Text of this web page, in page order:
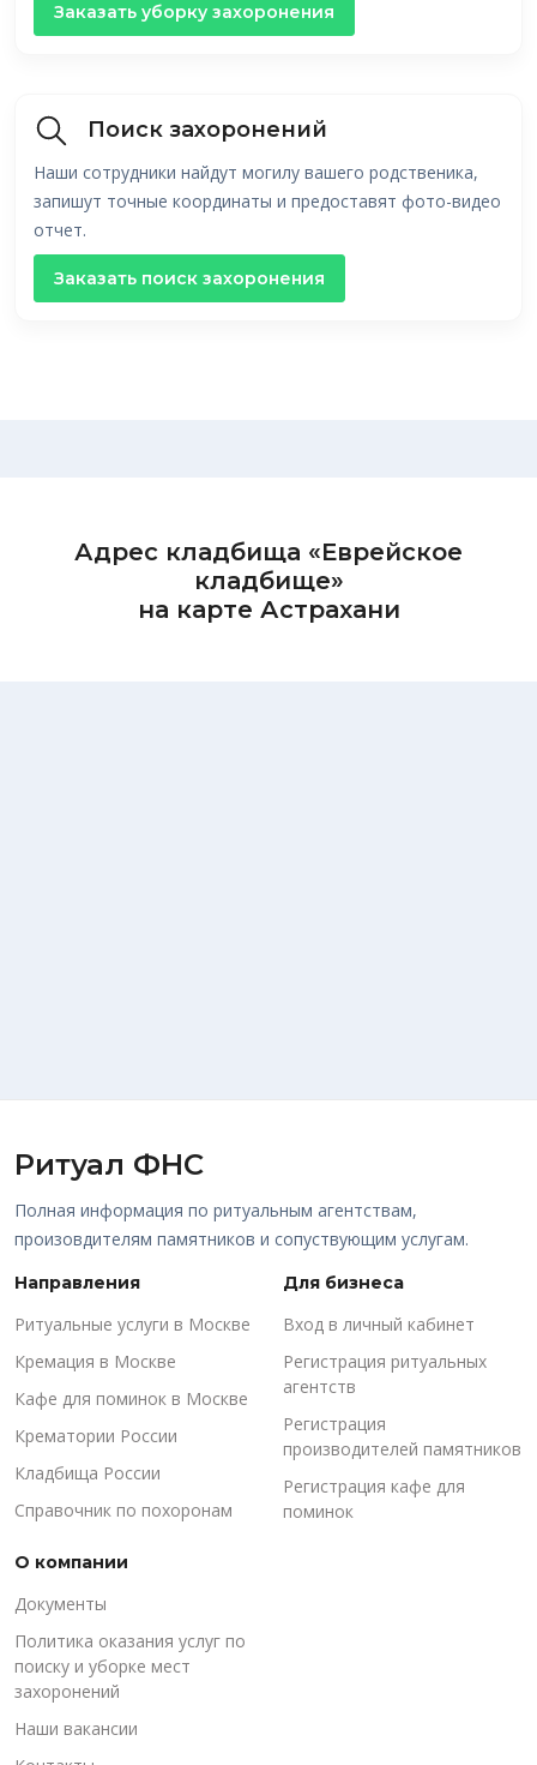
Заказать уборку захоронения
Поиск захоронений
Наши сотрудники найдут могилу вашего родственика,
запишут точные координаты и предоставят фото-видео
отчет.
Заказать поиск захоронения
Адрес кладбища «Еврейское
кладбище»
на карте Астрахани
Ритуал ФНС
Полная информация по ритуальным агентствам,
произовдителям памятников и сопуствующим услугам.
Направления
Ритуальные услуги в Москве
Кремация в Москве
Кафе для поминок в Москве
Крематории России
Кладбища России
Справочник по похоронам
Для бизнеса
Вход в личный кабинет
Регистрация ритуальных
агентств
Регистрация
производителей памятников
Регистрация кафе для
поминок
О компании
Документы
Политика оказания услуг по
поиску и уборке мест
захоронений
Наши вакансии